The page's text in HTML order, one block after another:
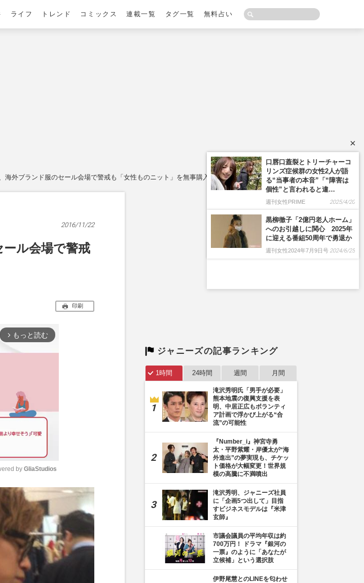
ライフ トレンド コミックス 連載一覧 タグ一覧 無料占い
海外ブランド服のセール会場で警戒も「女性ものニット」を無事購入
2016/11/22
ル会場で警戒
印刷
arrow_forward_ios もっと読む
M
e
by GliaStudios
ジャニーズの記事ランキング
1時間 24時間 週間 月間
滝沢秀明氏「男手が必要」
熊本地震の復興支援を表
明、中居正広もボランティ
ア計画で浮かび上がる“合
流”の可能性
『Number_i』神宮寺勇
太・平野紫耀・岸優太が“海
外進出”の夢実現も、チケッ
ト価格が大幅変更！世界規
模の高騰に不満噴出
滝沢秀明、ジャニーズ社員
に「企画5つ出して」目指
すビジネスモデルは『米津
玄師』
市議会議員の平均年収は約
700万円！ ドラマ『銀河の
一票』のように「あなたが
立候補」という選択肢
伊野尾慧とのLINEを匂わせ
×